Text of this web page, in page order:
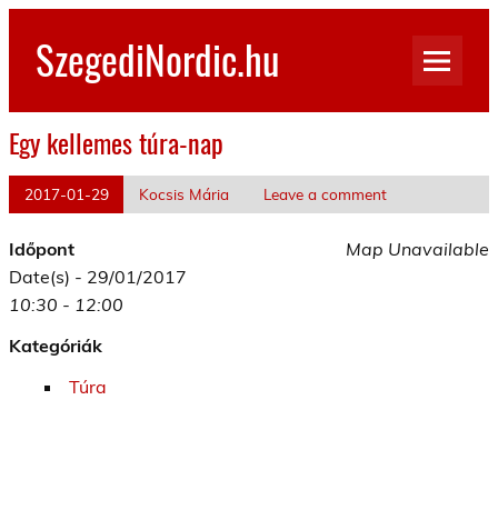
Skip
contentSzegediNordic.hu
Egy kellemes túra-nap
2017-01-29 Kocsis Mária Leave a comment
Map Unavailable
Időpont
Date(s) - 29/01/2017
10:30 - 12:00
Kategóriák
Túra